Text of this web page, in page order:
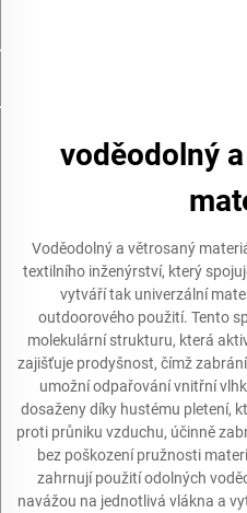
voděodolný
Voděodolný a větrosaný
textilního inženýrství, který
vytváří tak univerzální
outdoorového použití. Tento
molekulární strukturu, která
zajišťuje prodyšnost, čímž
umožní odpařování vnitřní
dosaženy díky hustému pletení,
proti průniku vzduchu, účinně
bez poškození pružnosti
zahrnují použití odolných
navážou na jednotlivá vlákna a